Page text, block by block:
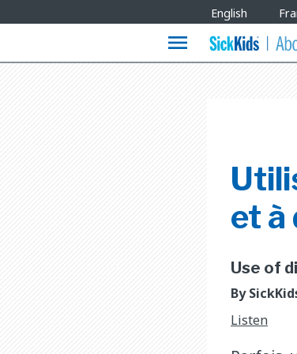
Languages
English
menu
et à
Use of
By
Listen